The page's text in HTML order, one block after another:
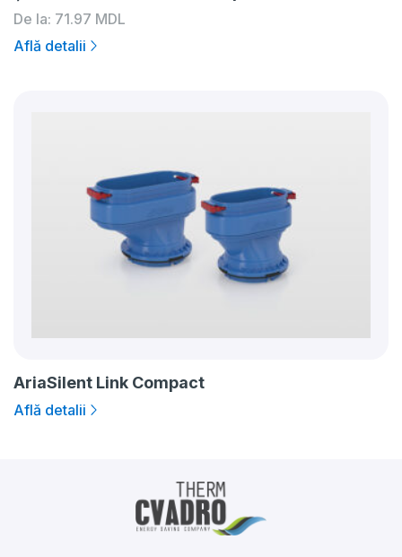
De la: 71.97 MDL
Află detalii
AriaSilent Link Compact
Află detalii